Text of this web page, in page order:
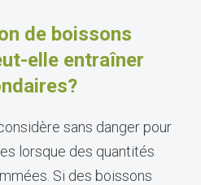
de boissons
elle entraîner
sans danger pour
lorsque des quantités
Si des boissons